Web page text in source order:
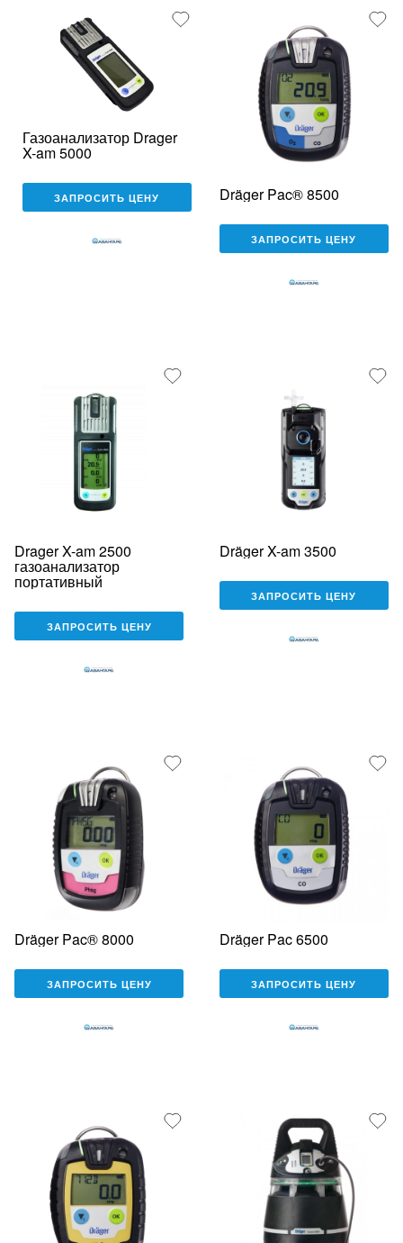
Газоанализатор Drager
X-am 5000
ЗАПРОСИТЬ ЦЕНУ Dräger Pac® 8500
ЗАПРОСИТЬ ЦЕНУ
Drager X-am 2500
газоанализатор
портативный
ЗАПРОСИТЬ ЦЕНУ
Dräger X-am 3500
ЗАПРОСИТЬ ЦЕНУ
Dräger Pac® 8000
ЗАПРОСИТЬ ЦЕНУ
Dräger Pac 6500
ЗАПРОСИТЬ ЦЕНУ